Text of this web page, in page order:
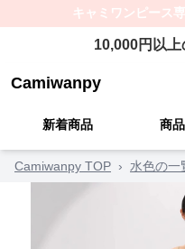
キャミワンピース
10,000円以上
Camiwanpy
新着商品 商
Camiwanpy TOP › 水色の一